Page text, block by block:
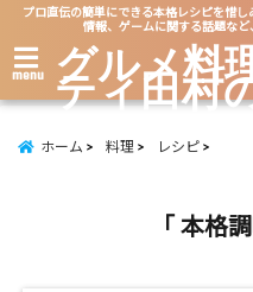
プロ直伝の簡単にできる本格レシピを惜
情報、ゲームに関する話題など
menu グルメ料
ティ田村
ホーム 料理 レシピ
「 本格